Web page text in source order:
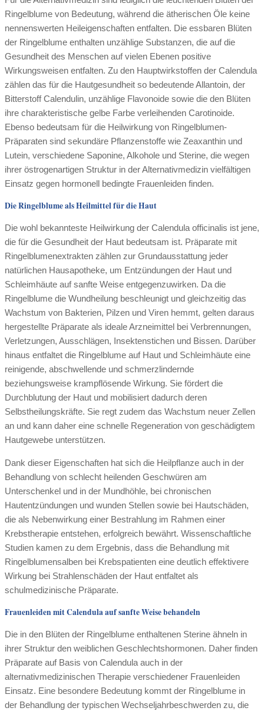
Ringelblume von Bedeutung, während die ätherischen Öle keine
nennenswerten Heileigenschaften entfalten. Die essbaren Blüten
der Ringelblume enthalten unzählige Substanzen, die auf die
Gesundheit des Menschen auf vielen Ebenen positive
Wirkungsweisen entfalten. Zu den Hauptwirkstoffen der Calendula
zählen das für die Hautgesundheit so bedeutende Allantoin, der
Bitterstoff Calendulin, unzählige Flavonoide sowie die den Blüten
ihre charakteristische gelbe Farbe verleihenden Carotinoide.
Ebenso bedeutsam für die Heilwirkung von Ringelblumen-
Präparaten sind sekundäre Pflanzenstoffe wie Zeaxanthin und
Lutein, verschiedene Saponine, Alkohole und Sterine, die wegen
ihrer östrogenartigen Struktur in der Alternativmedizin vielfältigen
Einsatz gegen hormonell bedingte Frauenleiden finden.
Die Ringelblume als Heilmittel für die Haut
Die wohl bekannteste Heilwirkung der Calendula officinalis ist jene,
die für die Gesundheit der Haut bedeutsam ist. Präparate mit
Ringelblumenextrakten zählen zur Grundausstattung jeder
natürlichen Hausapotheke, um Entzündungen der Haut und
Schleimhäute auf sanfte Weise entgegenzuwirken. Da die
Ringelblume die Wundheilung beschleunigt und gleichzeitig das
Wachstum von Bakterien, Pilzen und Viren hemmt, gelten daraus
hergestellte Präparate als ideale Arzneimittel bei Verbrennungen,
Verletzungen, Ausschlägen, Insektenstichen und Bissen. Darüber
hinaus entfaltet die Ringelblume auf Haut und Schleimhäute eine
reinigende, abschwellende und schmerzlindernde
beziehungsweise krampflösende Wirkung. Sie fördert die
Durchblutung der Haut und mobilisiert dadurch deren
Selbstheilungskräfte. Sie regt zudem das Wachstum neuer Zellen
an und kann daher eine schnelle Regeneration von geschädigtem
Hautgewebe unterstützen.
Dank dieser Eigenschaften hat sich die Heilpflanze auch in der
Behandlung von schlecht heilenden Geschwüren am
Unterschenkel und in der Mundhöhle, bei chronischen
Hautentzündungen und wunden Stellen sowie bei Hautschäden,
die als Nebenwirkung einer Bestrahlung im Rahmen einer
Krebstherapie entstehen, erfolgreich bewährt. Wissenschaftliche
Studien kamen zu dem Ergebnis, dass die Behandlung mit
Ringelblumensalben bei Krebspatienten eine deutlich effektivere
Wirkung bei Strahlenschäden der Haut entfaltet als
schulmedizinische Präparate.
Frauenleiden mit Calendula auf sanfte Weise behandeln
Die in den Blüten der Ringelblume enthaltenen Sterine ähneln in
ihrer Struktur den weiblichen Geschlechtshormonen. Daher finden
Präparate auf Basis von Calendula auch in der
alternativmedizinischen Therapie verschiedener Frauenleiden
Einsatz. Eine besondere Bedeutung kommt der Ringelblume in
der Behandlung der typischen Wechseljahrbeschwerden zu, die